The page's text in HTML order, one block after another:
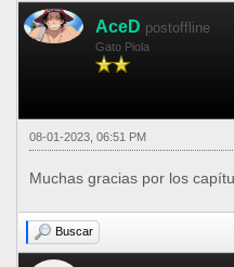
AceD postoffline
Gato Piola
08-01-2023, 06:51 PM
Muchas gracias por los
Buscar